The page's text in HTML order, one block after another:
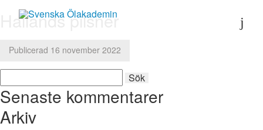
Hallands pilsner
Publicerad 16 november 2022
Sök Sök
Senaste kommentarer
Arkiv